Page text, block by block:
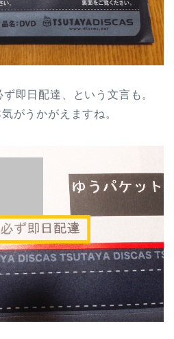
即日配達、という文言も。
がうかがえますね。